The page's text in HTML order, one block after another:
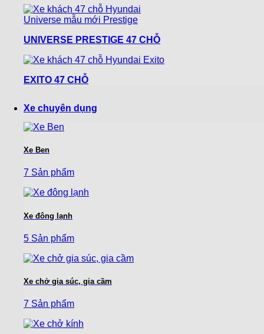
UNIVERSE PRESTIGE 47 CHỖ
EXITO 47 CHỖ
Xe chuyên dụng
Xe Ben
7 Sản phẩm
Xe đông lạnh
5 Sản phẩm
Xe chở gia súc, gia cầm
7 Sản phẩm